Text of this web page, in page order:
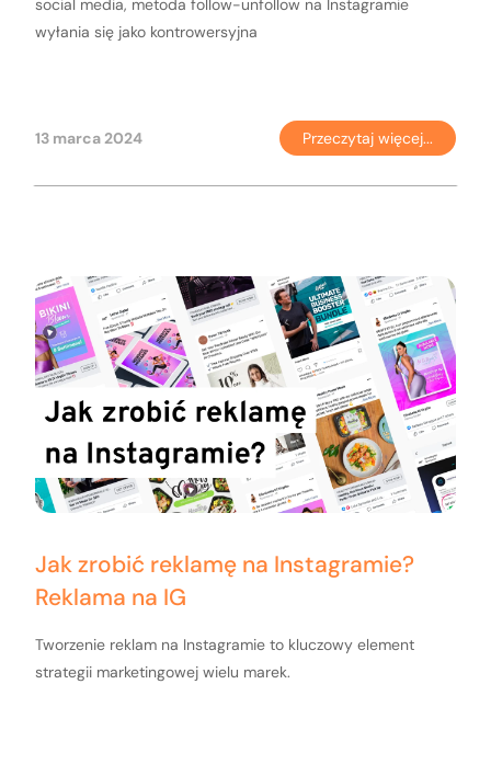
social media, metoda follow-unfollow na Instagramie
wyłania się jako kontrowersyjna
13 marca 2024 Przeczytaj więcej...
Jak zrobić reklamę na Instagramie?
Reklama na IG
Tworzenie reklam na Instagramie to kluczowy element
strategii marketingowej wielu marek.